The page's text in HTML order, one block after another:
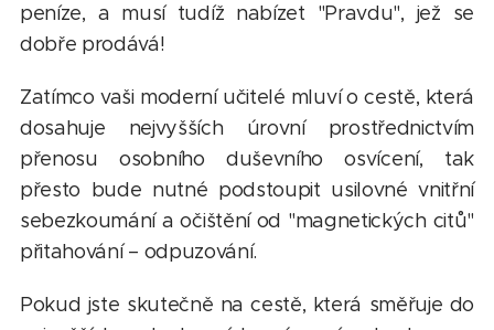
peníze, a musí tudíž nabízet "Pravdu", jež se
dobře prodává!
Zatímco vaši moderní učitelé mluví o cestě, která
dosahuje nejvyšších úrovní prostřednictvím
přenosu osobního duševního osvícení, tak
přesto bude nutné podstoupit usilovné vnitřní
sebezkoumání a očištění od "magnetických citů"
přitahování – odpuzování.
Pokud jste skutečně na cestě, která směřuje do